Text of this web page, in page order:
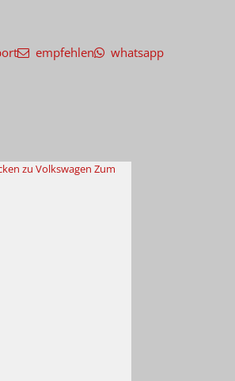
empfehlen whatsapp
zu Volkswagen Zum